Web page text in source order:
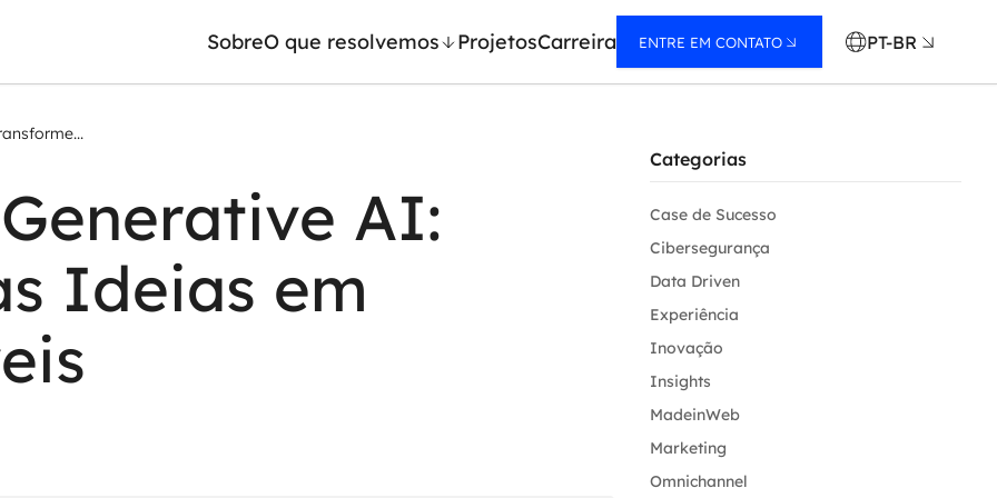
SobreO que resolvemos ProjetosCarreira ENTRE EM CONTATO PT-BR
de IA
de IA
Integração de IA
RPA e hiperautomação
AI Day
AI:
Ideias em
Categorias
Case de Sucesso
Cibersegurança
Data Driven
Experiência
Inovação
Insights
MadeinWeb
Marketing
Omnichannel